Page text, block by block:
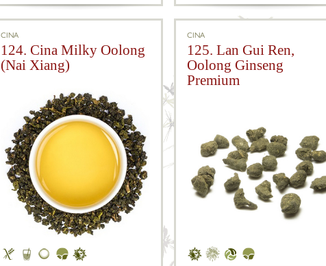
CINA
124. Cina Milky Oolong
(Nai Xiang)
CINA
125. Lan Gui Ren,
Oolong Ginseng
Premium